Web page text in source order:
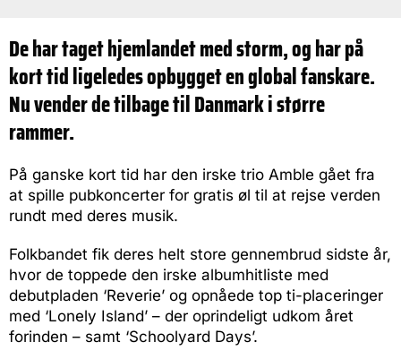
De har taget hjemlandet med storm, og har på
kort tid ligeledes opbygget en global fanskare.
Nu vender de tilbage til Danmark i større
rammer.
På ganske kort tid har den irske trio Amble gået fra
at spille pubkoncerter for gratis øl til at rejse verden
rundt med deres musik.
Folkbandet fik deres helt store gennembrud sidste år,
hvor de toppede den irske albumhitliste med
debutpladen ‘Reverie’ og opnåede top ti-placeringer
med ‘Lonely Island’ – der oprindeligt udkom året
forinden – samt ‘Schoolyard Days’.